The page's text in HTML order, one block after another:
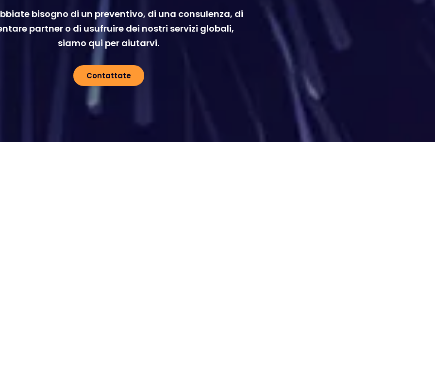
bisogno di un preventivo, di una consulenza, di
partner o di usufruire dei nostri servizi globali,
siamo qui per aiutarvi.
Contattate